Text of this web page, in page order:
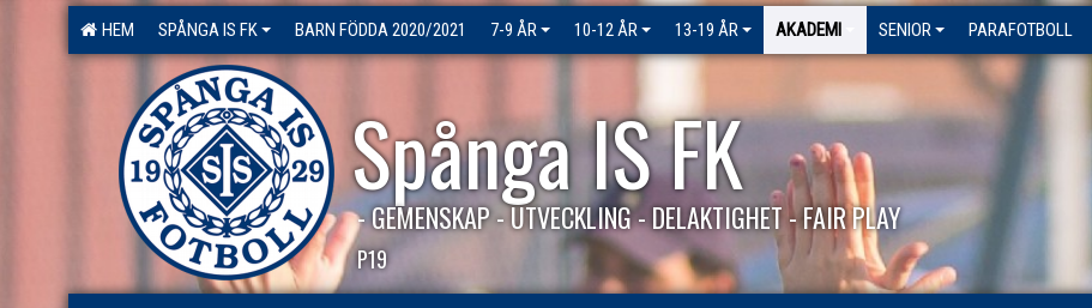
HEM SPÅNGA IS FK BARN FÖDDA 2020/2021 7-9 ÅR 10-12 ÅR 13-19 ÅR AKADEMI SENIOR PARAFOTBOLL
Spånga IS FK
- GEMENSKAP - UTVECKLING - DELAKTIGHET - FAIR PLAY
P19